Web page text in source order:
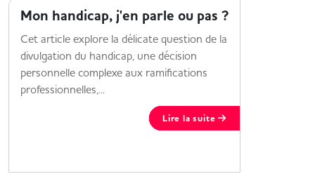
Mon handicap, j'en parle ou pas ?
Cet article explore la délicate question de la
divulgation du handicap, une décision
personnelle complexe aux ramifications
professionnelles,...
Lire la suite